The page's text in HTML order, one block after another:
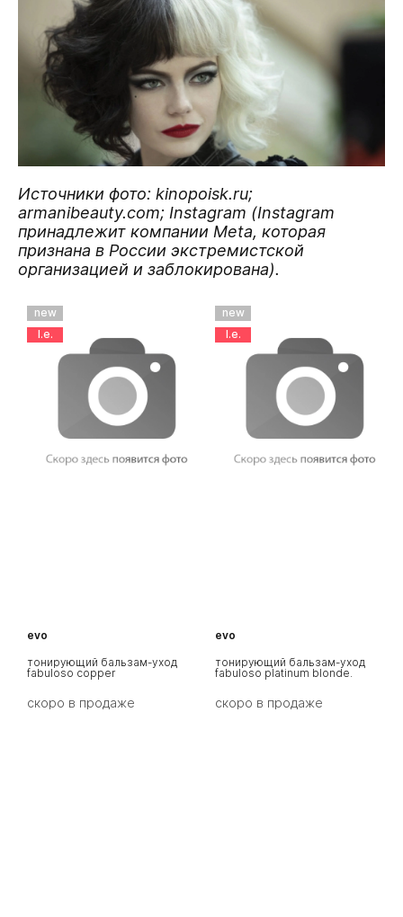
Источники фото: kinopoisk.ru;
armanibeauty.com; Instagram (Instagram
принадлежит компании Meta, которая
признана в России экстремистской
организацией и заблокирована).
new
l.e.
evo
тонирующий бальзам-уход
fabuloso copper
скоро в продаже
new
l.e.
evo
тонирующий бальзам-уход
fabuloso platinum blonde.
скоро в продаже